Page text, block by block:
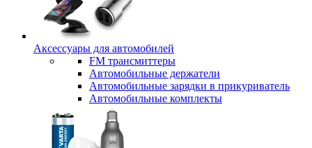
Аксессуары для автомобилей
FM трансмиттеры
Автомобильные держатели
Автомобильные зарядки в прикуриватель
Автомобильные комплекты